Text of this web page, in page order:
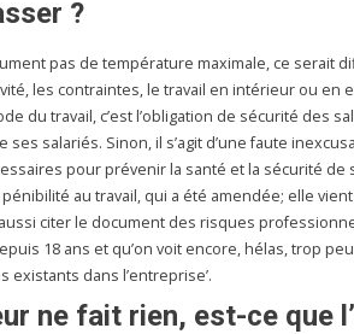
?
pas de température maximale, ce serait
les contraintes, le travail en intérieur ou
du travail, c’est l’obligation de sécurité des
ses salariés. Sinon, il s’agit d’une faute
pour prévenir la santé et la sécurité de
au travail, qui a été amendée; elle
citer le document des risques
18 ans et qu’on voit encore, hélas, trop
existants dans l’entreprise’.
ne fait rien, est-ce que